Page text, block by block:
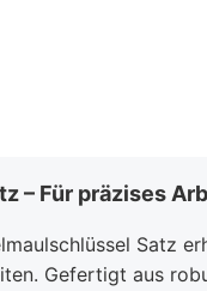
– Für präzises
Satz
Gefertigt aus